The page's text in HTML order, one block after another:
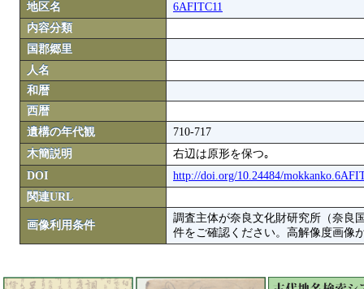
地区名
6AFITC11
内容分類
国郡郷里
人名
和暦
西暦
遺構の年代観
710-717
木簡説明
右辺は原形を保つ｡
DOI
http://doi.org/10.24484/
関連URL
画像利用条件
調査主体が奈良文化財研究所（奈良
件をご確認ください。高解像度画像